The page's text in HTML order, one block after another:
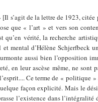
s’agit de la lettre de 1923, citée
que « l’art » et vers son
qu’en vérité, la recherche
mental d’Hélène Schjerfbeck
aussi bien l’opposition
en leur ascèse même, ne sont
Ce terme de « politique »
façon explicité. Mais le
l’existence dans